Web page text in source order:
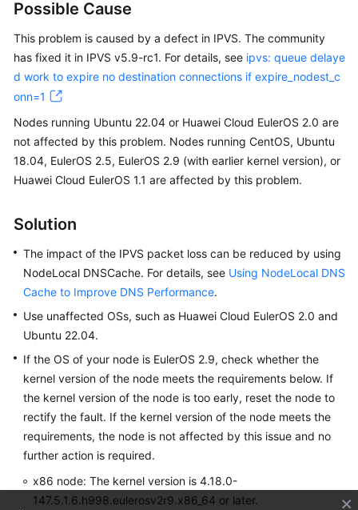
Basics
Getting
Started
Guide
Best
Practices
API
SDK
Reference
Reference
FAQs
Videos
More
Possible Cause
This problem is caused by a defect in IPVS. The community
has fixed it in IPVS v5.9-rc1. For details, see ipvs: queue delaye
d work to expire no destination connections if expire_nodest_c
onn=1
Nodes running Ubuntu 22.04 or Huawei Cloud EulerOS 2.0 are
not affected by this problem. Nodes running CentOS, Ubuntu
18.04, EulerOS 2.5, EulerOS 2.9 (with earlier kernel version), or
Huawei Cloud EulerOS 1.1 are affected by this problem.
Solution
The impact of the IPVS packet loss can be reduced by using
NodeLocal DNSCache. For details, see Using NodeLocal DNS
Cache to Improve DNS Performance.
Use unaffected OSs, such as Huawei Cloud EulerOS 2.0 and
Ubuntu 22.04.
If the OS of your node is EulerOS 2.9, check whether the
kernel version of the node meets the requirements below. If
the kernel version of the node is too early, reset the node to
rectify the fault. If the kernel version of the node meets the
requirements, the node is not affected by this issue and no
further action is required.
x86 node: The kernel version is 4.18.0-
147.5.1.6.h998.eulerosv2r9.x86_64 or later.